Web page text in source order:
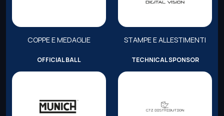
COPPE E MEDAGLIE STAMPE E ALLESTIMENTI
OFFICIAL BALL TECHNICAL SPONSOR